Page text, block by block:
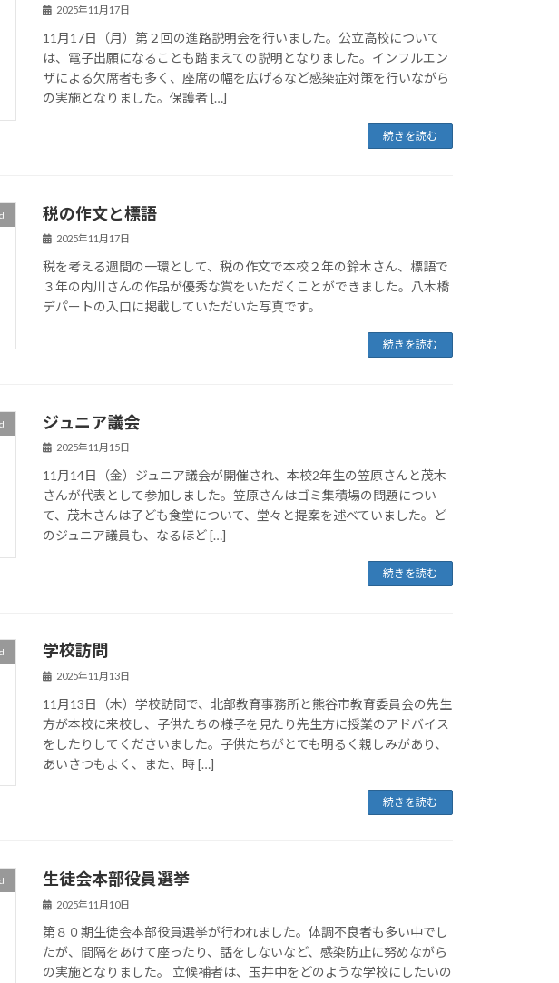
2025年11月17日
11月17日（月）第２回の進路説明会を行いました。公立高校について
は、電子出願になることも踏まえての説明となりました。インフルエン
ザによる欠席者も多く、座席の幅を広げるなど感染症対策を行いながら
の実施となりました。保護者 […]
続きを読む
税の作文と標語
2025年11月17日
税を考える週間の一環として、税の作文で本校２年の鈴木さん、標語で
３年の内川さんの作品が優秀な賞をいただくことができました。八木橋
デパートの入口に掲載していただいた写真です。
続きを読む
ジュニア議会
2025年11月15日
11月14日（金）ジュニア議会が開催され、本校2年生の笠原さんと茂木
さんが代表として参加しました。笠原さんはゴミ集積場の問題につい
て、茂木さんは子ども食堂について、堂々と提案を述べていました。ど
のジュニア議員も、なるほど […]
続きを読む
学校訪問
2025年11月13日
11月13日（木）学校訪問で、北部教育事務所と熊谷市教育委員会の先生
方が本校に来校し、子供たちの様子を見たり先生方に授業のアドバイス
をしたりしてくださいました。子供たちがとても明るく親しみがあり、
あいさつもよく、また、時 […]
続きを読む
生徒会本部役員選挙
2025年11月10日
第８０期生徒会本部役員選挙が行われました。体調不良者も多い中でし
たが、間隔をあけて座ったり、話をしないなど、感染防止に努めながら
の実施となりました。 立候補者は、玉井中をどのような学校にしたいの